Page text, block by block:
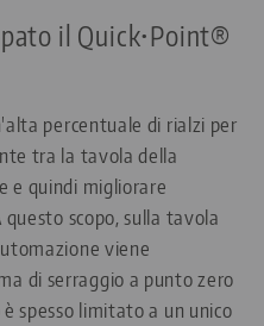
il Quick•Point®
percentuale di rialzi per
tra la tavola della
e quindi migliorare
scopo, sulla tavola
viene
di serraggio a punto zero
spesso limitato a un unico